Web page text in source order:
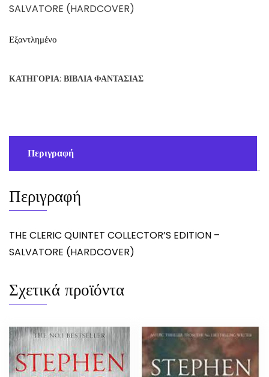
SALVATORE (HARDCOVER)
Εξαντλημένο
ΚΑΤΗΓΟΡΊΑ: ΒΙΒΛΊΑ ΦΑΝΤΑΣΊΑΣ
Περιγραφή
Περιγραφή
THE CLERIC QUINTET COLLECTOR’S EDITION –
SALVATORE (HARDCOVER)
Σχετικά προϊόντα